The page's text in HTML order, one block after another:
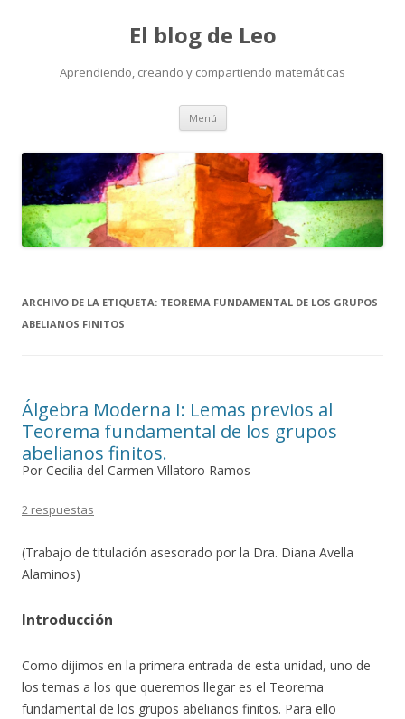
El blog de Leo
Aprendiendo, creando y compartiendo matemáticas
Menú Saltar
contenido
ARCHIVO DE LA ETIQUETA: TEOREMA FUNDAMENTAL DE LOS GRUPOS
ABELIANOS FINITOS
Álgebra Moderna I: Lemas previos al
Teorema fundamental de los grupos
abelianos finitos.
Por Cecilia del Carmen Villatoro Ramos
2 respuestas
(Trabajo de titulación asesorado por la Dra. Diana Avella
Alaminos)
Introducción
Como dijimos en la primera entrada de esta unidad, uno de
los temas a los que queremos llegar es el Teorema
fundamental de los grupos abelianos finitos. Para ello